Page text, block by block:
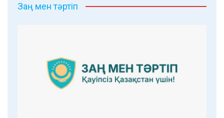
Заң мен тәртіп